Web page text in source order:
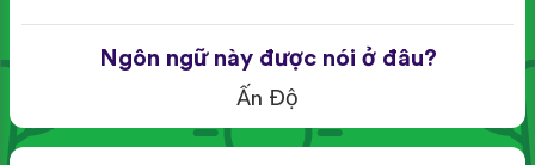
Ngôn ngữ này được nói ở đâu?
Ấn Độ